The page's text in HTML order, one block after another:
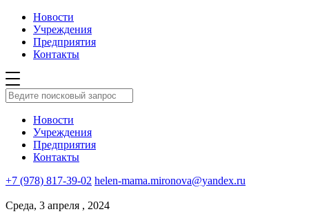
Новости
Учреждения
Предприятия
Контакты
Новости
Учреждения
Предприятия
Контакты
+7 (978) 817-39-02 helen-mama.mironova@yandex.ru
Среда, 3 апреля , 2024